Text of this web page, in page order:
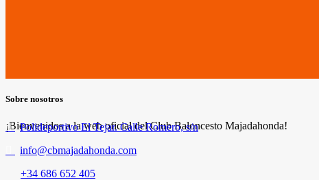
Sobre nosotros
¡Bienvenidos a la web oficial del Club Baloncesto Majadahonda!
Polideportivo El Tejar. Calle Romero, s/n
info@cbmajadahonda.com
+34 686 652 405